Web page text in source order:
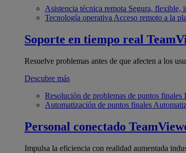
Asistencia técnica remota Segura, flexible,
Tecnología operativa Acceso remoto a la
Soporte en tiempo real
Resuelve problemas antes de que afecten a los
Descubre más
Resolución de problemas de puntos finales
Automatización de puntos finales
Personal conectado
Impulsa la eficiencia con realidad aumentada